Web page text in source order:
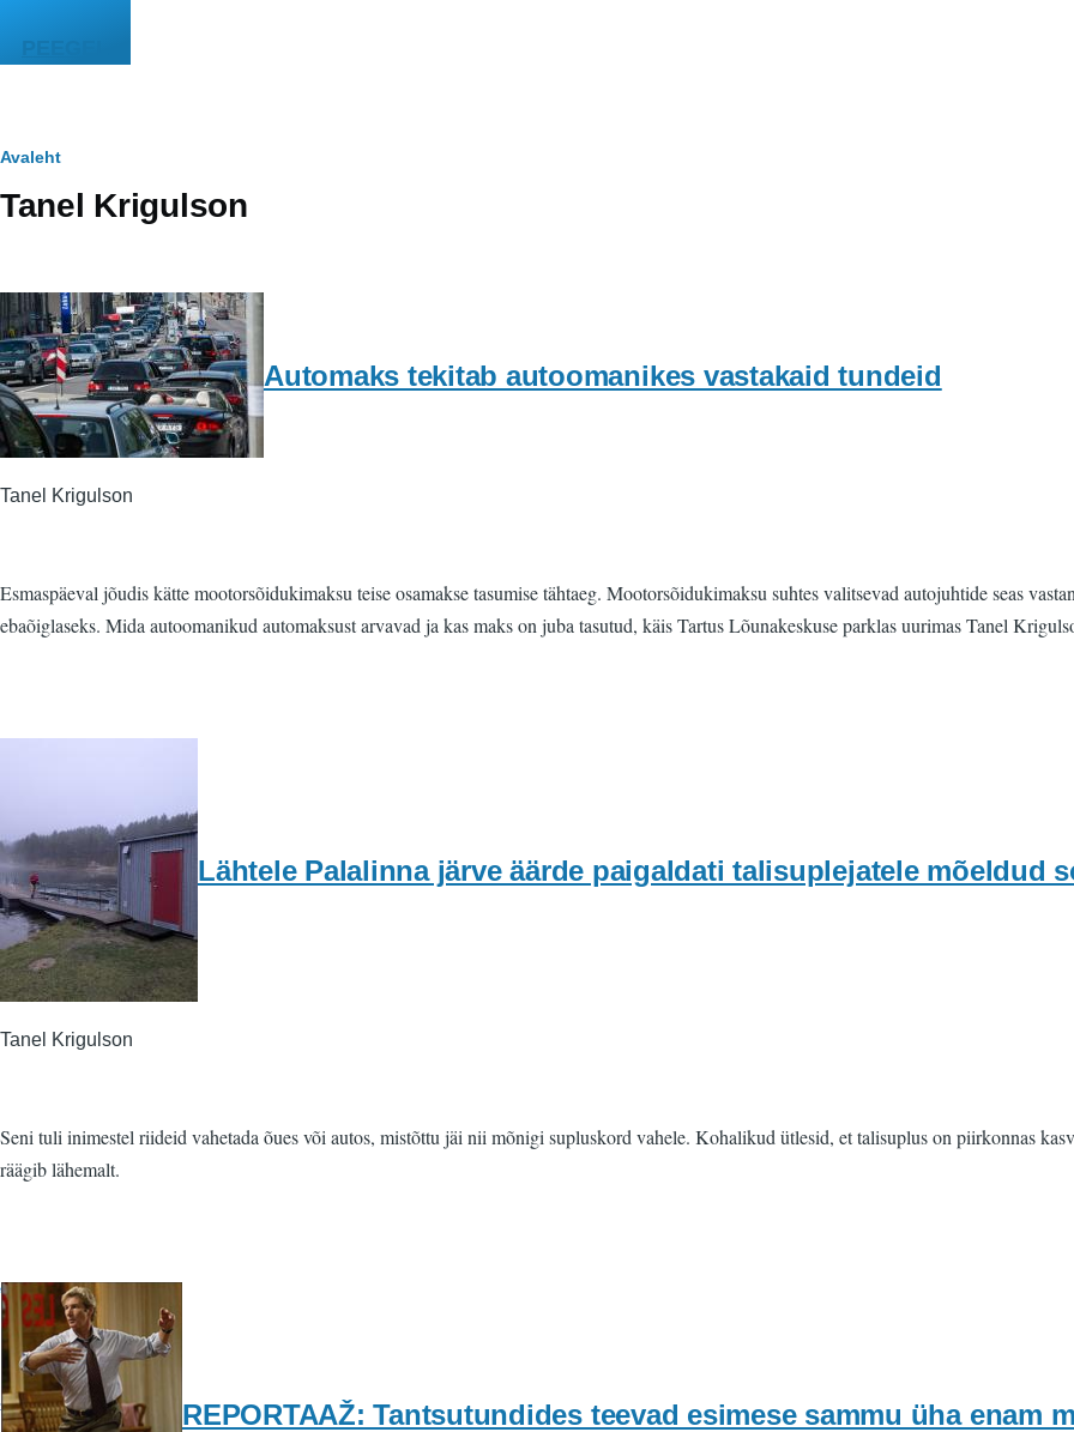
PEEGEL
Leivapuru
Avaleht
Tanel Krigulson
Automaks tekitab autoomanikes vastakaid tundeid
Tanel Krigulson
Esmaspäeval jõudis kätte mootorsõidukimaksu teise osamakse tasumise tähtaeg. Mootorsõidukimaksu suhtes valitsevad autojuhtide seas
ebaõiglaseks. Mida autoomanikud automaksust arvavad ja kas maks on juba tasutud, käis Tartus Lõunakeskuse parklas uurimas Tanel
Lähtele Palalinna järve äärde paigaldati talisuplejatele mõeldud
Tanel Krigulson
Seni tuli inimestel riideid vahetada õues või autos, mistõttu jäi nii mõnigi supluskord vahele. Kohalikud ütlesid, et talisuplus on piirkonnas
räägib lähemalt.
REPORTAAŽ: Tantsutundides teevad esimese sammu üha enam